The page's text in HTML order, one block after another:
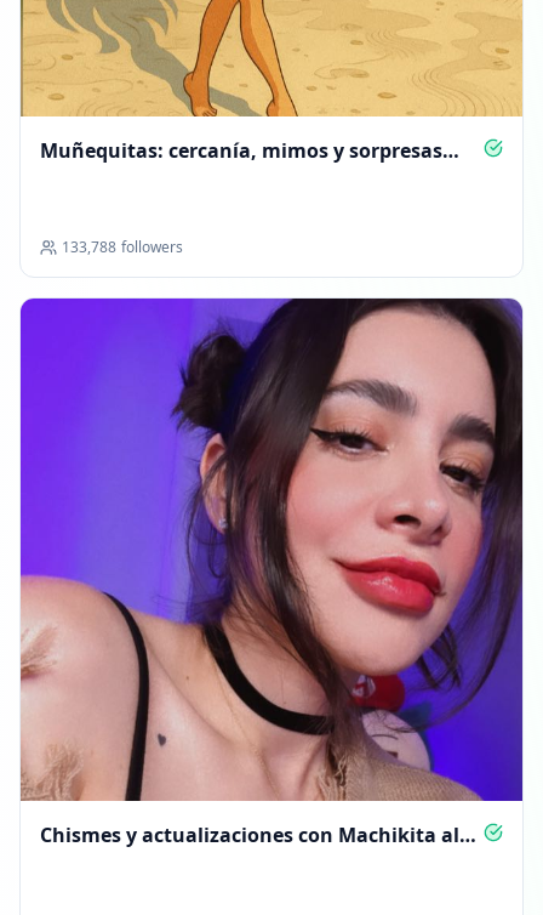
Muñequitas: cercanía, mimos y sorpresas
133,788 followers
Chismes y actualizaciones con Machikita al